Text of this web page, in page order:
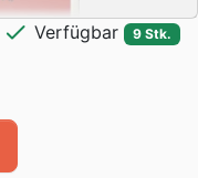
check Verfügbar 9 Stk.